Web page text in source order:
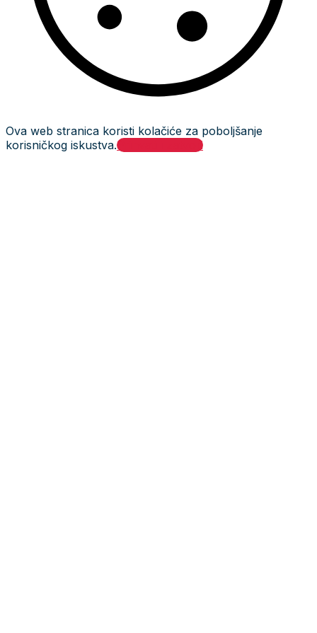
Ova web stranica koristi kolačiće za poboljšanje
korisničkog iskustva.Prihvati i zatvori